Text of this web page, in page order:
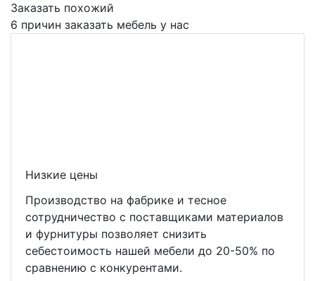
Заказать похожий
6 причин заказать мебель у нас
Низкие цены
Производство на фабрике и тесное
сотрудничество с поставщиками материалов
и фурнитуры позволяет снизить
себестоимость нашей мебели до 20-50% по
сравнению с конкурентами.